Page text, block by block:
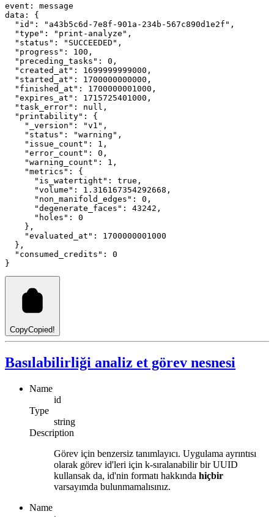
event :
message
data :
{
"id" : "a43b5c6d-7e8f-901a-234b-567c890d1e2f" ,
"type" : "print-analyze" ,
"status" : "SUCCEEDED" ,
"progress" : 100 ,
"preceding_tasks" : 0 ,
"created_at" : 1699999999000 ,
"started_at" : 1700000000000 ,
"finished_at" : 1700000001000 ,
"expires_at" : 1715725401000 ,
"task_error" : null ,
"printability" : {
"_version" : "v1" ,
"status" : "warning" ,
"issue_count" : 1 ,
"error_count" : 0 ,
"warning_count" : 1 ,
"metrics" :
{
"is_watertight" : true ,
"volume" : 1.316167354292668 ,
"non_manifold_edges" : 0 ,
"degenerate_faces" : 43242 ,
"holes" :
0
    }
,
"evaluated_at" :
1700000001000
  }
,
"consumed_credits" : 0
}
CopyCopied!
Basılabilirliği analiz et görev nesnesi
Name
id
Type
string
Description
Görev için benzersiz tanımlayıcı. Uygulama ayrıntısı
olarak görev id'leri için k-sıralanabilir bir UUID
kullansak da, id'nin formatı hakkında hiçbir
varsayımda bulunmamalısınız.
Name